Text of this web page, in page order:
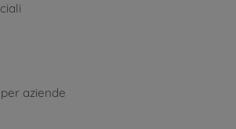
aziende